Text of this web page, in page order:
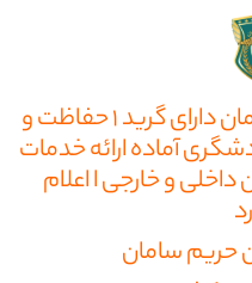
موسسه محافظین حریم سامان دارای گرید ۱ حفاظت و
آماده ارائه خدمات
و خارجی ا اعلام
سامان